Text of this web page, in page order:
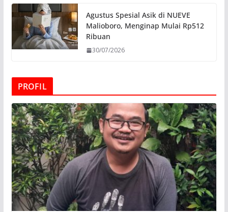
Agustus Spesial Asik di NUEVE
Malioboro, Menginap Mulai Rp512
Ribuan
30/07/2026
PROFIL